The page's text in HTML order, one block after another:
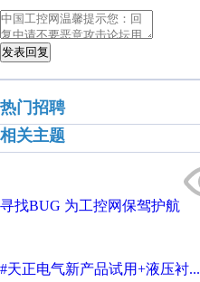
发表回复
热门招聘
相关主题
寻找BUG 为工控网保驾护航
#天正电气新产品试用+液压衬...